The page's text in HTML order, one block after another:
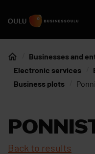
To home page
In
Home
Businesses and
Electronic services
Business plots
Back to results